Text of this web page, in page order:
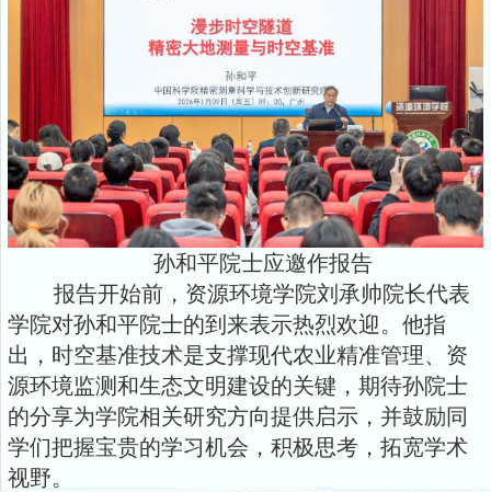
孙和平院士应邀作报告
报告开始前，资源环境学院刘承帅院长代表
学院对孙和平院士的到来表示热烈欢迎。他指
出，时空基准技术是支撑现代农业精准管理、资
源环境监测和生态文明建设的关键，期待孙院士
的分享为学院相关研究方向提供启示，并鼓励同
学们把握宝贵的学习机会，积极思考，拓宽学术
视野。